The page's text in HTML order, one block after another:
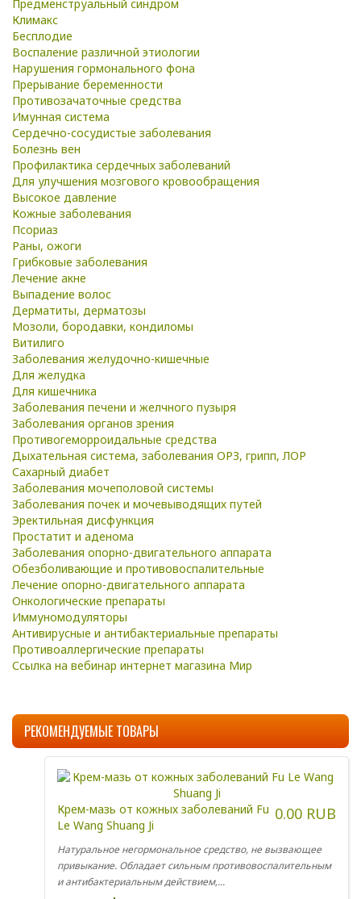
Предменструальный синдром
Климакс
Бесплодие
Воспаление различной этиологии
Нарушения гормонального фона
Прерывание беременности
Противозачаточные средства
Имунная система
Сердечно-сосудистые заболевания
Болезнь вен
Профилактика сердечных заболеваний
Для улучшения мозгового кровообращения
Высокое давление
Кожные заболевания
Псориаз
Раны, ожоги
Грибковые заболевания
Лечение акне
Выпадение волос
Дерматиты, дерматозы
Мозоли, бородавки, кондиломы
Витилиго
Заболевания желудочно-кишечные
Для желудка
Для кишечника
Заболевания печени и желчного пузыря
Заболевания органов зрения
Противогеморроидальные средства
Дыхательная система, заболевания ОРЗ, грипп, ЛОР
Сахарный диабет
Заболевания мочеполовой системы
Заболевания почек и мочевыводящих путей
Эректильная дисфункция
Простатит и аденома
Заболевания опорно-двигательного аппарата
Обезболивающие и противовоспалительные
Лечение опорно-двигательного аппарата
Онкологические препараты
Иммуномодуляторы
Антивирусные и антибактериальные препараты
Противоаллергические препараты
Ссылка на вебинар интернет магазина Мир
РЕКОМЕНДУЕМЫЕ ТОВАРЫ
0.00 RUB
Крем-мазь от кожных заболеваний Fu
Le Wang Shuang Ji
Натуральное негормональное средство, не вызвающее
привыкание. Обладает сильным противовоспалительным
и антибактериальным действием,...